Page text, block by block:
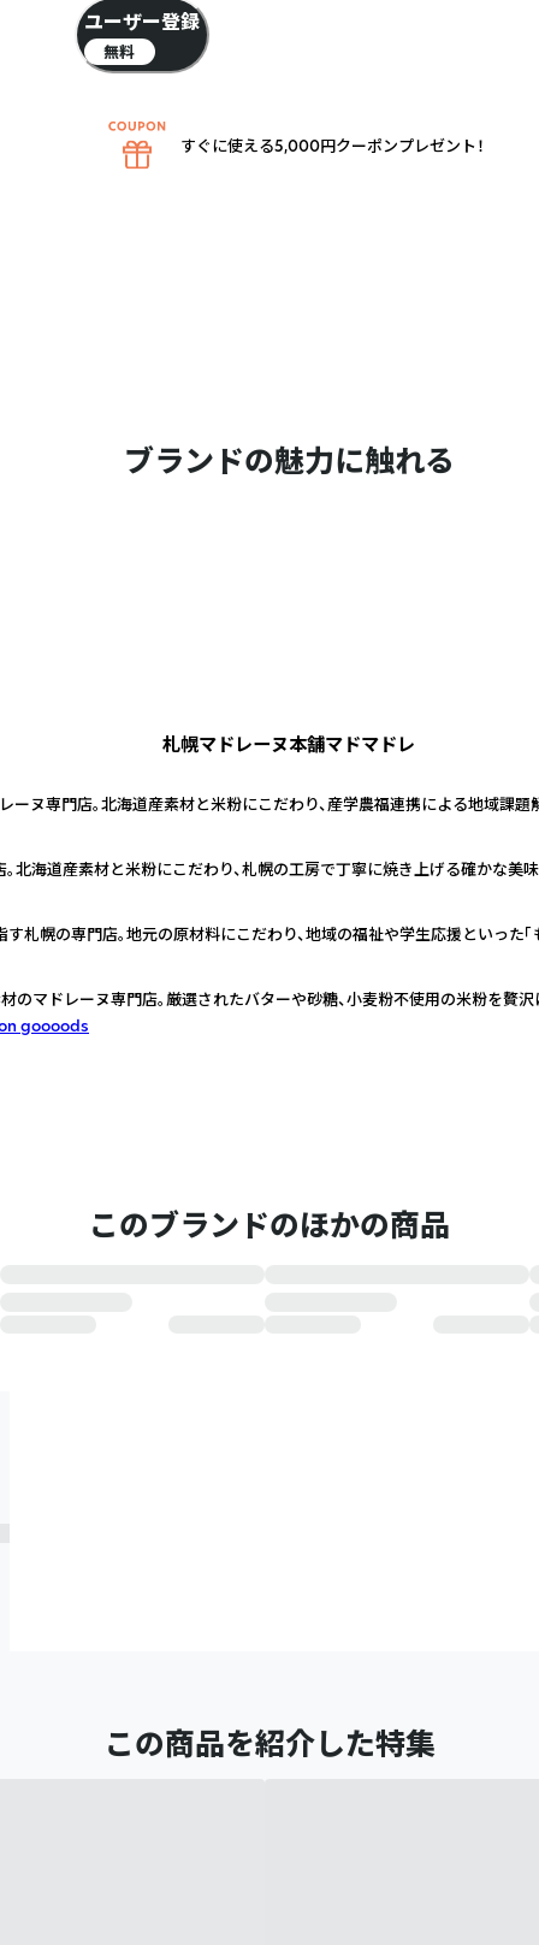
ブランドの魅力に触れる
札幌マドレーヌ本舗マドマドレ
ーヌ専門店。北海道産素材と米粉にこだわり、産学農福連携による地域課
北海道産素材と米粉にこだわり、札幌の工房で丁寧に焼き上げる確かな美
札幌の専門店。地元の原材料にこだわり、地域の福祉や学生応援といった「
のマドレーヌ専門店。厳選されたバターや砂糖、小麦粉不使用の米粉を贅沢
goooods
このブランドのほかの商品
この商品を紹介した特集
ユーザー登録
無料
すぐに使える5,000円クーポンプレゼント！